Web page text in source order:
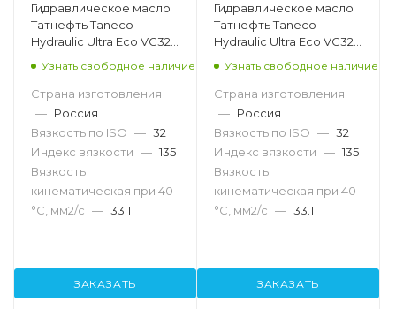
Гидравлическое масло
Татнефть Taneco
Hydraulic Ultra Eco VG32,
Узнать свободное наличие
Страна изготовления
— Россия
Вязкость по ISO — 32
Индекс вязкости — 135
Вязкость
кинематическая при 40
°С, мм2/с — 33.1
ЗАКАЗАТЬ
Гидравлическое масло
Татнефть Taneco
Hydraulic Ultra Eco VG32,
Узнать свободное наличие
Страна изготовления
— Россия
Вязкость по ISO — 32
Индекс вязкости — 135
Вязкость
кинематическая при 40
°С, мм2/с — 33.1
ЗАКАЗАТЬ